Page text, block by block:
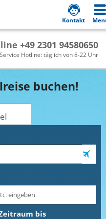
+49 2301 94580650
Service Hotline: täglich von 8-22 Uhr
Kontakt
buchen!
bis